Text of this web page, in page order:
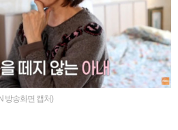
방송화면 캡처)